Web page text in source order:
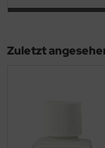
Zuletzt